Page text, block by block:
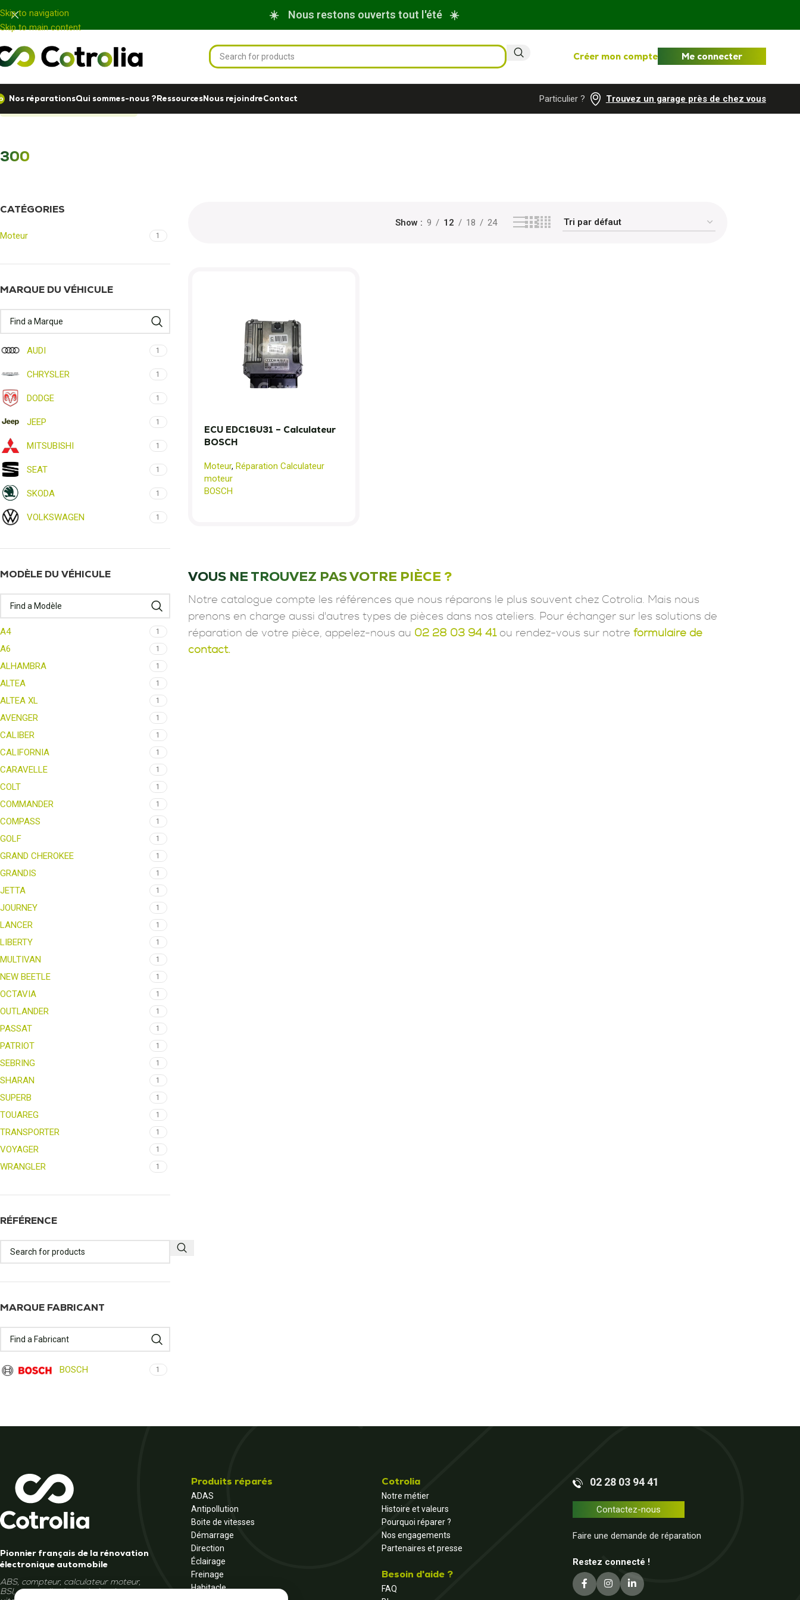
Panneau de gestion des cookies
Skip to navigation
Skip to main content
☀️ Nous restons ouverts tout l'été ☀️
Créer mon compte Me connecter
Nos réparationsQui sommes-nous ?RessourcesNous rejoindreContact Particulier ? Trouvez un garage près de chez vous
300
CATÉGORIES
Moteur 1
MARQUE DU VÉHICULE
AUDI 1
CHRYSLER 1
DODGE 1
JEEP 1
MITSUBISHI 1
SEAT 1
SKODA 1
VOLKSWAGEN 1
MODÈLE DU VÉHICULE
A4 1
A6 1
ALHAMBRA 1
ALTEA 1
ALTEA XL 1
AVENGER 1
CALIBER 1
CALIFORNIA 1
CARAVELLE 1
COLT 1
COMMANDER 1
COMPASS 1
GOLF 1
GRAND CHEROKEE 1
GRANDIS 1
JETTA 1
JOURNEY 1
LANCER 1
LIBERTY 1
MULTIVAN 1
NEW BEETLE 1
OCTAVIA 1
OUTLANDER 1
PASSAT 1
PATRIOT 1
SEBRING 1
SHARAN 1
SUPERB 1
TOUAREG 1
TRANSPORTER 1
VOYAGER 1
WRANGLER 1
RÉFÉRENCE
MARQUE FABRICANT
BOSCH 1
Show 9 12 18 24
ECU EDC16U31 – Calculateur
BOSCH
Moteur, Réparation Calculateur
moteur
BOSCH
VOUS NE TROUVEZ PAS VOTRE PIÈCE ?
Notre catalogue compte les références que nous réparons le plus souvent chez Cotrolia. Mais nous
prenons en charge aussi d'autres types de pièces dans nos ateliers. Pour échanger sur les solutions de
réparation de votre pièce, appelez-nous au 02 28 03 94 41ou rendez-vous sur notre formulaire de
contact.
Pionnier français de la rénovation
électronique automobile
ABS, compteur, calculateur moteur,
BSI, autoradio, écran, boîte de
Produits réparés
ADAS
Antipollution
Boite de vitesses
Démarrage
Direction
Éclairage
Freinage
Habitacle
Cotrolia
Notre métier
Histoire et valeurs
Pourquoi réparer ?
Nos engagements
Partenaires et presse
Besoin d'aide ?
FAQ
02 28 03 94 41
Contactez-nous
Faire une demande de réparation
Restez connecté !